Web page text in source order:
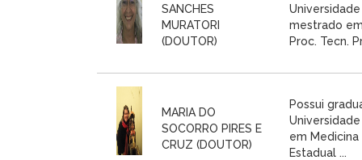
SANCHES
MURATORI
(DOUTOR)
mestrado
Proc. Tecn.
MARIA DO
SOCORRO PIRES E
CRUZ (DOUTOR)
Possui
em
Estadual ...